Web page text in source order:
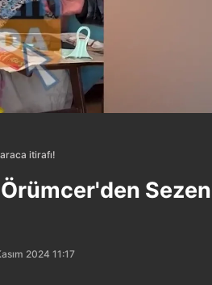
itirafı!
Sezen
2024 11:17